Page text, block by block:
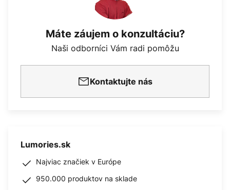
Máte záujem o konzultáciu?
Naši odborníci Vám radi pomôžu
Kontaktujte nás
Lumories.sk
Najviac značiek v Európe
950.000 produktov na sklade